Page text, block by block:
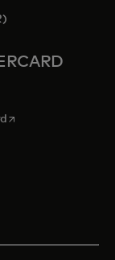
opens in a new tab
tab
new tab